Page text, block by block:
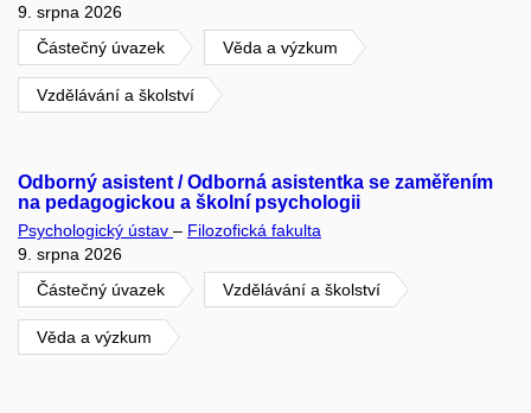
9. srpna 2026
Částečný úvazek
Věda a výzkum
Vzdělávání a školství
Odborný asistent / Odborná asistentka se zaměřením
na pedagogickou a školní psychologii
Psychologický ústav – Filozofická fakulta
9. srpna 2026
Částečný úvazek
Vzdělávání a školství
Věda a výzkum